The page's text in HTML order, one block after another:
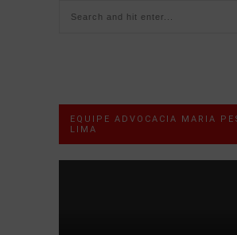
EQUIPE ADVOCACIA MARIA
LIMA